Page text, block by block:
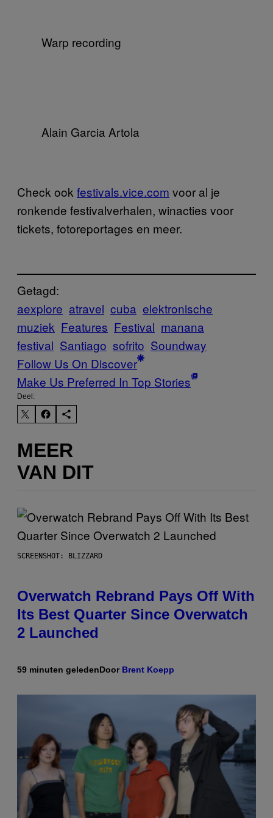
Warp recording
Alain Garcia Artola
Check ook festivals.vice.com voor al je
ronkende festivalverhalen, winacties voor
tickets, fotoreportages en meer.
Getagd:
aexplore atravel cuba elektronische
muziek Features Festival manana
festival Santiago sofrito Soundway
Follow Us On Discover
Make Us Preferred In Top Stories
Deel:
MEER
VAN DIT
SCREENSHOT: BLIZZARD
Overwatch Rebrand Pays Off With
Its Best Quarter Since Overwatch
2 Launched
59 minuten geledenDoor Brent Koepp